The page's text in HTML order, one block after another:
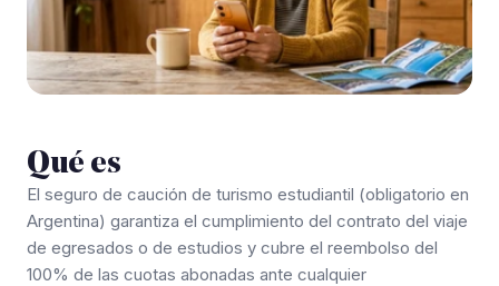
Qué es
El seguro de caución de turismo estudiantil (obligatorio en
Argentina) garantiza el cumplimiento del contrato del viaje
de egresados o de estudios y cubre el reembolso del
100% de las cuotas abonadas ante cualquier